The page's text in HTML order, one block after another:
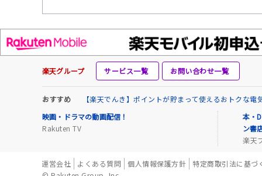
楽天グループ サービス一覧 お問い合わせ一覧
おすすめ
【楽天でんき】ポイントが貯まって使えるおトクな電
映画・ドラマの動画配信！
Rakuten TV
本・
ン書
楽天
運営会社 よくある質問 個人情報保護方針 特定商取引法に基づ